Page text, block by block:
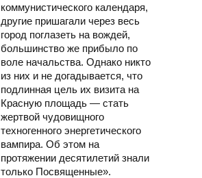
коммунистического календаря,
другие пришагали через весь
город поглазеть на вождей,
большинство же прибыло по
воле начальства. Однако никто
из них и не догадывается, что
подлинная цель их визита на
Красную площадь — стать
жертвой чудовищного
техногенного энергетического
вампира. Об этом на
протяжении десятилетий знали
только Посвященные».